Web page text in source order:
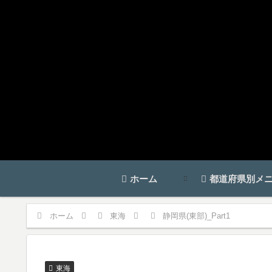
ホーム 都道府県別メ
ホーム 東海 静岡県(東部)_Part1
東海